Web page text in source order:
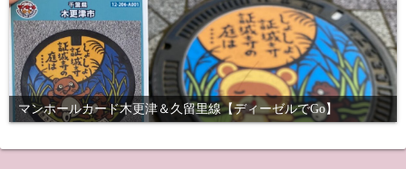
マンホールカード木更津＆久留里線【ディーゼルでGo】